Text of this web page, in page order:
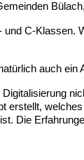
C-
auch
erstellt,
Die